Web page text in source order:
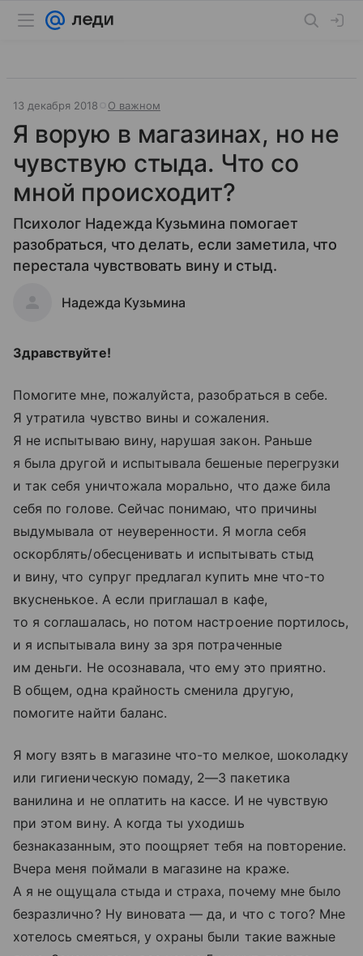
13 декабря 2018 О важном
Я ворую в магазинах, но не
чувствую стыда. Что со
мной происходит?
Психолог Надежда Кузьмина помогает
разобраться, что делать, если заметила, что
перестала чувствовать вину и стыд.
Надежда Кузьмина
Здравствуйте!
Помогите мне, пожалуйста, разобраться в себе.
Я утратила чувство вины и сожаления.
Я не испытываю вину, нарушая закон. Раньше
я была другой и испытывала бешеные перегрузки
и так себя уничтожала морально, что даже била
себя по голове. Сейчас понимаю, что причины
выдумывала от неуверенности. Я могла себя
оскорблять/обесценивать и испытывать стыд
и вину, что супруг предлагал купить мне что-то
вкусненькое. А если приглашал в кафе,
то я соглашалась, но потом настроение портилось,
и я испытывала вину за зря потраченные
им деньги. Не осознавала, что ему это приятно.
В общем, одна крайность сменила другую,
помогите найти баланс.
Я могу взять в магазине что-то мелкое, шоколадку
или гигиеническую помаду, 2—3 пакетика
ванилина и не оплатить на кассе. И не чувствую
при этом вину. А когда ты уходишь
безнаказанным, это поощряет тебя на повторение.
Вчера меня поймали в магазине на краже.
А я не ощущала стыда и страха, почему мне было
безразлично? Ну виновата — да, и что с того? Мне
хотелось смеяться, у охраны были такие важные